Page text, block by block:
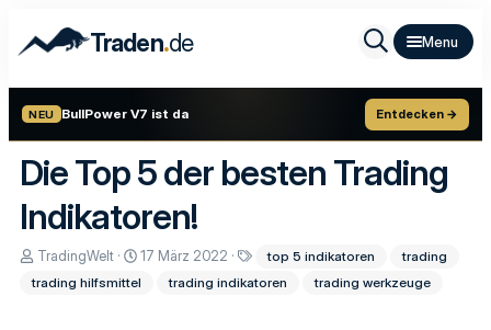
Traden.de
NEU BullPower V7 ist da Entdecken →
Die Top 5 der besten Trading
Indikatoren!
E
s
TradingWelt
E
s
17 März 2022
h
top 5 indikatoren
trading
trading hilfsmittel
trading indikatoren trading werkzeuge